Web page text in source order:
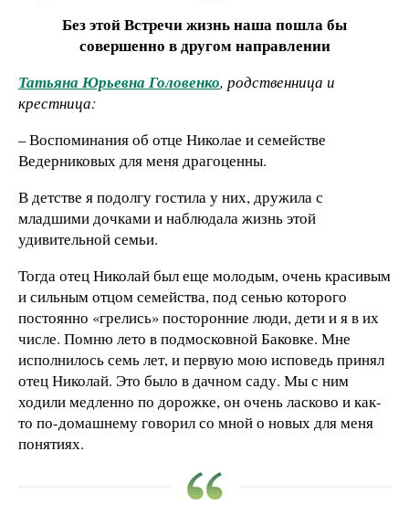
Без этой Встречи жизнь наша пошла бы
совершенно в другом направлении
Татьяна Юрьевна Головенко, родственница и
крестница:
– Воспоминания об отце Николае и семействе
Ведерниковых для меня драгоценны.
В детстве я подолгу гостила у них, дружила с
младшими дочками и наблюдала жизнь этой
удивительной семьи.
Тогда отец Николай был еще молодым, очень красивым
и сильным отцом семейства, под сенью которого
постоянно «грелись» посторонние люди, дети и я в их
числе. Помню лето в подмосковной Баковке. Мне
исполнилось семь лет, и первую мою исповедь принял
отец Николай. Это было в дачном саду. Мы с ним
ходили медленно по дорожке, он очень ласково и как-
то по-домашнему говорил со мной о новых для меня
понятиях.